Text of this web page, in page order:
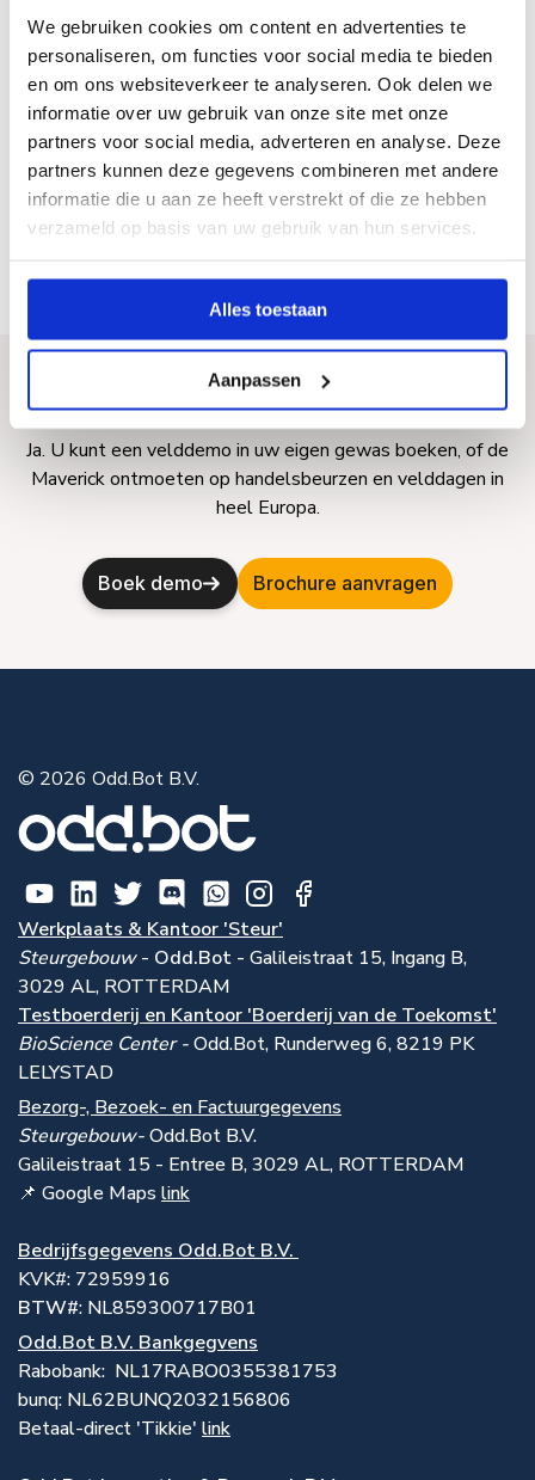
We gebruiken cookies om content en advertenties te
personaliseren, om functies voor social media te bieden
en om ons websiteverkeer te analyseren. Ook delen we
informatie over uw gebruik van onze site met onze
partners voor social media, adverteren en analyse. Deze
partners kunnen deze gegevens combineren met andere
informatie die u aan ze heeft verstrekt of die ze hebben
verzameld op basis van uw gebruik van hun services.
Alles toestaan
Aanpassen
Prijs & beschikbaarheid
In welke landen is de Maverick beschikbaar?
Kan ik de Maverick in actie zien?
Ja. U kunt een velddemo in uw eigen gewas boeken, of de
Maverick ontmoeten op handelsbeurzen en velddagen in
heel Europa.
Boek demo Brochure aanvragen
© 2026 Odd.Bot B.V.
Werkplaats & Kantoor 'Steur'
Steurgebouw- Odd.Bot - Galileistraat 15, Ingang B,
3029 AL, ROTTERDAM
Testboerderij en Kantoor 'Boerderij van de Toekomst'
BioScience Center -Odd.Bot, Runderweg 6, 8219 PK
LELYSTAD
Bezorg-, Bezoek- en Factuurgegevens
Steurgebouw-Odd.Bot B.V.
Galileistraat 15 - Entree B, 3029 AL, ROTTERDAM
📌 Google Maps link
Bedrijfsgegevens Odd.Bot B.V.
KVK#: 72959916
BTW#: NL859300717B01
Odd.Bot B.V. Bankgegvens
Rabobank: NL17RABO0355381753
bunq: NL62BUNQ2032156806
Betaal-direct 'Tikkie' link